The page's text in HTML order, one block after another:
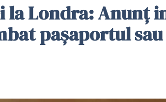
la Londra: Anunț
pașaportul